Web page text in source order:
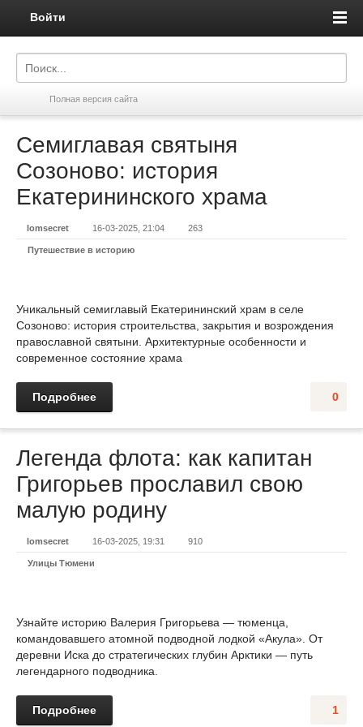
Войти
Полная версия сайта
Семиглавая святыня
Созоново: история
Екатерининского храма
lomsecret 16-03-2025, 21:04 263
Путешествие в историю
Уникальный семиглавый Екатерининский храм в селе
Созоново: история строительства, закрытия и возрождения
православной святыни. Архитектурные особенности и
современное состояние храма
0
Подробнее
Легенда флота: как капитан
Григорьев прославил свою
малую родину
lomsecret 16-03-2025, 19:31 910
Улицы Тюмени
Узнайте историю Валерия Григорьева — тюменца,
командовавшего атомной подводной лодкой «Акула». От
деревни Иска до стратегических глубин Арктики — путь
легендарного подводника.
1
Подробнее